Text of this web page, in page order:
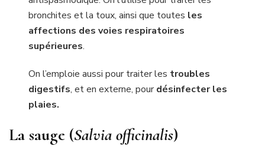
bronchites et la toux, ainsi que toutes les
affections des voies respiratoires
supérieures.
On l’emploie aussi pour traiter les troubles
digestifs, et en externe, pourdésinfecter les
plaies.
La sauge (Salvia officinalis)